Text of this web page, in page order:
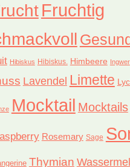
Fruchtig
Hibiskus Hibiskus. Himbeere Ingwer
Lavendel Limette
Mocktail Mocktails
Rosemary Sage
Thymian